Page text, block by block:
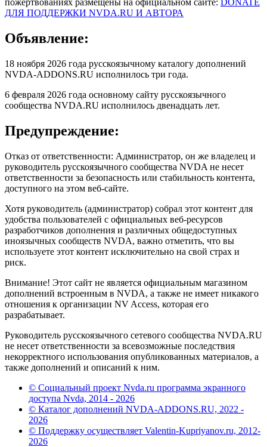
пожертвованиях размещены на официальном сайте:
DONATE
ДЛЯ ПОДДЕРЖКИ NVDA.RU И АВТОРА
Объявление:
18 ноября 2026 года русскоязычному каталогу дополнений
NVDA-ADDONS.RU исполнилось три года.
6 февраля 2026 года основному сайту русскоязычного
сообщества NVDA.RU исполнилось двенадцать лет.
Предупреждение:
Отказ от ответственности: Администратор, он же владелец и
руководитель русскоязычного сообщества NVDA не несет
ответственности за безопасность или стабильность контента,
доступного на этом веб-сайте.
Хотя руководитель (администратор) собрал этот контент для
удобства пользователей с официальных веб-ресурсов
разработчиков дополнения и различных общедоступных
иноязычных сообществ NVDA, важно отметить, что вы
используете этот контент исключительно на свой страх и
риск.
Внимание! Этот сайт не является официальным магазином
дополнений встроенным в NVDA, а также не имеет никакого
отношения к организации NV Access, которая его
разрабатывает.
Руководитель русскоязычного сетевого сообщества NVDA.RU
не несет ответственности за всевозможные последствия
некорректного использования опубликованных материалов, а
также дополнений и описаний к ним.
© Социальный проект Nvda.ru программа экранного
доступа Nvda, 2014 - 2026
© Каталог дополнений NVDA-ADDONS.RU, 2022 -
2026
© Поддержку осуществляет Valentin-Kupriyanov.ru, 2012-
2026